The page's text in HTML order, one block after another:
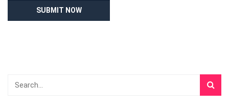
SUBMIT NOW